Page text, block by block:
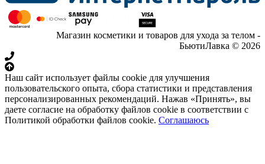
Магазин косметики и товаров для ухода за телом -
БьютиЛавка © 2026
Наш сайт использует файлы cookie для улучшения
пользовательского опыта, сбора статистики и представления
персонализированных рекомендаций. Нажав «Принять», вы
даете согласие на обработку файлов cookie в соответствии с
Политикой обработки файлов cookie. Соглашаюсь